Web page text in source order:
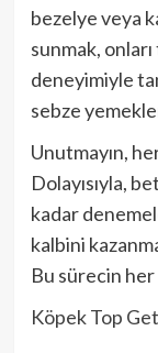
bezelye veya
sunmak,
deneyimiyle
sebze
Unutmayın,
Dolayısıyla,
kadar
kalbini
Bu sürecin her
Köpek Top